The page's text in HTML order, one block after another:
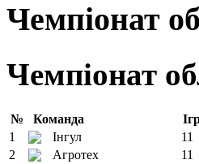
Чемпіонат
Чемпіонат
№ Команда
1
Інгул 11
2
Агротех 11